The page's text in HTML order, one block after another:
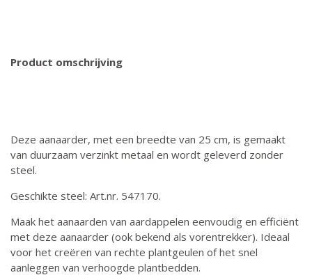
Product omschrijving
Deze aanaarder, met een breedte van 25 cm, is gemaakt
van duurzaam verzinkt metaal en wordt geleverd zonder
steel.
Geschikte steel: Art.nr. 547170.
Maak het aanaarden van aardappelen eenvoudig en efficiënt
met deze aanaarder (ook bekend als vorentrekker). Ideaal
voor het creëren van rechte plantgeulen of het snel
aanleggen van verhoogde plantbedden.